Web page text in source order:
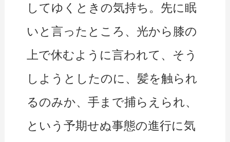
してゆくときの気持ち。先に眠
いと言ったところ、光から膝の
上で休むように言われて、そう
しようとしたのに、髪を触られ
るのみか、手まで捕らえられ、
という予期せぬ事態の進行に気